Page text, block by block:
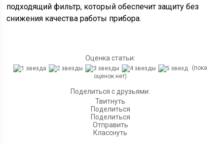
подходящий фильтр, который обеспечит защиту без
снижения качества работы прибора.
Оценка статьи:
(пока
оценок нет)
Поделиться с друзьями:
Твитнуть
Поделиться
Поделиться
Отправить
Класснуть